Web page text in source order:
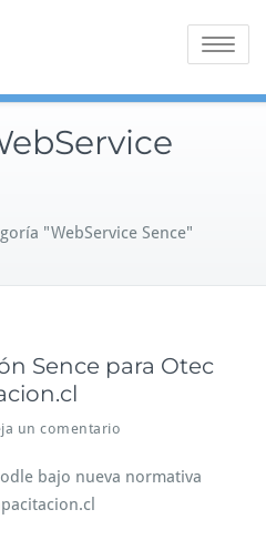
Alternar
"WebService Sence"
Sence para Otec
un comentario
bajo nueva normativa